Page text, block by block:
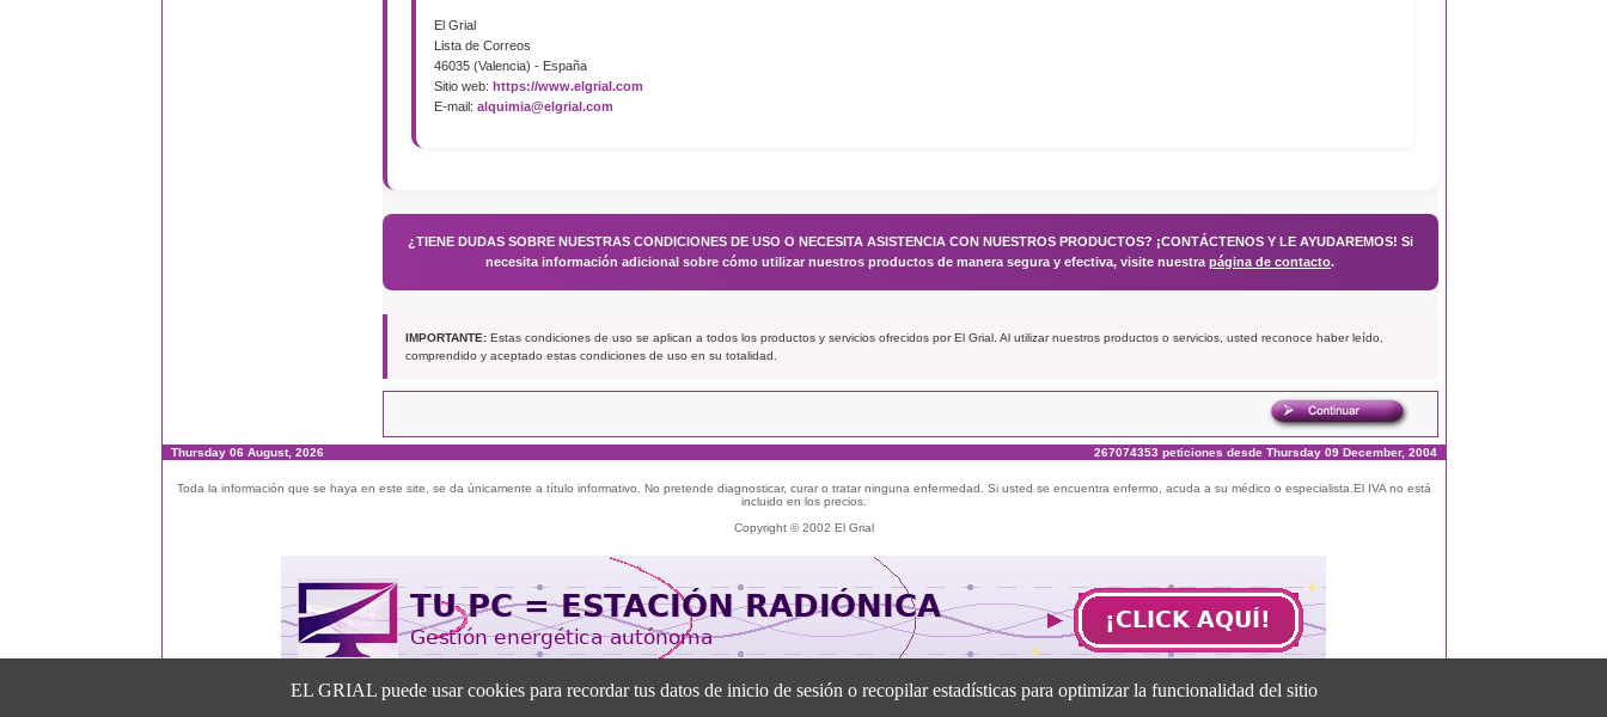
El Grial
Lista de Correos
46035 (Valencia) - España
Sitio web: https://www.elgrial.com
E-mail: alquimia@elgrial.com
¿TIENE DUDAS SOBRE NUESTRAS CONDICIONES DE USO O NECESITA ASISTENCIA CON NUESTROS PRODUCTOS? ¡CONTÁCTENOS Y LE AYUDAREMOS! Si
necesita información adicional sobre cómo utilizar nuestros productos de manera segura y efectiva, visite nuestra página de contacto.
IMPORTANTE:Estas condiciones de uso se aplican a todos los productos y servicios ofrecidos por El Grial. Al utilizar nuestros productos o servicios, usted reconoce haber leído,
comprendido y aceptado estas condiciones de uso en su totalidad.
Thursday 06 August, 2026 267074353 peticiones desde Thursday 09 December, 2004
Toda la información que se haya en este site, se da únicamente a título informativo. No pretende diagnosticar, curar o tratar ninguna enfermedad. Si usted se encuentra enfermo, acuda a su médico o especialista.El IVA no está
incluido en los precios.
Copyright © 2002 El Grial
EL GRIAL puede usar cookies para recordar tus datos de inicio de sesión o recopilar estadísticas para optimizar la funcionalidad del sitio